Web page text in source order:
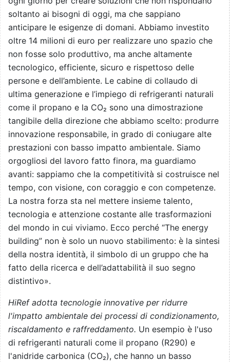
soltanto ai bisogni di oggi, ma che sappiano
anticipare le esigenze di domani. Abbiamo investito
oltre 14 milioni di euro per realizzare uno spazio che
non fosse solo produttivo, ma anche altamente
tecnologico, efficiente, sicuro e rispettoso delle
persone e dell’ambiente. Le cabine di collaudo di
ultima generazione e l’impiego di refrigeranti naturali
come il propano e la CO₂ sono una dimostrazione
tangibile della direzione che abbiamo scelto: produrre
innovazione responsabile, in grado di coniugare alte
prestazioni con basso impatto ambientale. Siamo
orgogliosi del lavoro fatto finora, ma guardiamo
avanti: sappiamo che la competitività si costruisce nel
tempo, con visione, con coraggio e con competenze.
La nostra forza sta nel mettere insieme talento,
tecnologia e attenzione costante alle trasformazioni
del mondo in cui viviamo. Ecco perché “The energy
building” non è solo un nuovo stabilimento: è la sintesi
della nostra identità, il simbolo di un gruppo che ha
fatto della ricerca e dell’adattabilità il suo segno
distintivo».
HiRef adotta tecnologie innovative per ridurre
l'impatto ambientale dei processi di condizionamento,
riscaldamento e raffreddamento. Un esempio è l'uso
di refrigeranti naturali come il propano (R290) e
l'anidride carbonica (CO₂), che hanno un basso